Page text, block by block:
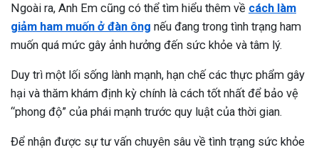
Ngoài ra, Anh Em cũng có thể tìm hiểu thêm về cách làm
giảm ham muốn ở đàn ông nếu đang trong tình trạng ham
muốn quá mức gây ảnh hưởng đến sức khỏe và tâm lý.
Duy trì một lối sống lành mạnh, hạn chế các thực phẩm gây
hại và thăm khám định kỳ chính là cách tốt nhất để bảo vệ
“phong độ” của phái mạnh trước quy luật của thời gian.
Để nhận được sự tư vấn chuyên sâu về tình trạng sức khỏe